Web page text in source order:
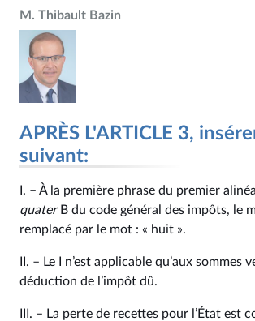
M. Thibault Bazin
APRÈS L'ARTICLE 3,
suivant:
I. – À la première phrase du premier
quaterB du code général des impôts, le
remplacé par le mot : « huit ».
II. – Le I n’est applicable qu’aux sommes
déduction de l’impôt dû.
III. – La perte de recettes pour l’État est